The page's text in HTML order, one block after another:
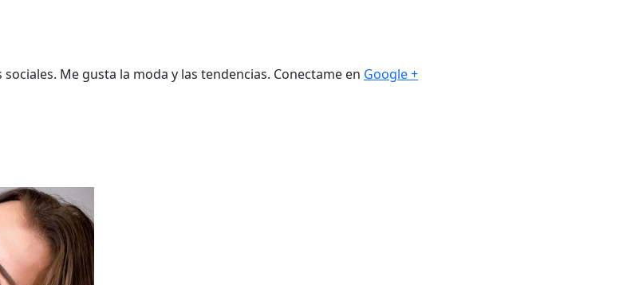
Me gusta la moda y las tendencias. Conectame en Google +